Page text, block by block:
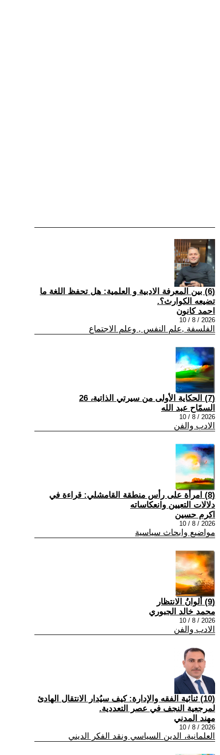
(6) بين المعرفة الادبية و العلمية: هل تحفظ اللغة ما
تضيعه الكوارث؟.
احمد كانون
2026 / 8 / 10
الفلسفة ,علم النفس , وعلم الاجتماع
(7) الحكاية الأولى من سيرتي الذاتية، 26
السمّاح عبد الله
2026 / 8 / 10
الادب والفن
(8) امرأة على رأس منطقة القامشلي: قراءة في
دلالات التعيين وانعكاساته
اكرم حسين
2026 / 8 / 10
مواضيع وابحاث سياسية
(9) ألوانُ الانتظار
محمد خالد الجبوري
2026 / 8 / 10
الادب والفن
(10) ثنائية الفقه والإدارة: كيف سيُدار الانتقال الهادئ
لمرجعية النجف في عصر التعددية.
مهند المدني
2026 / 8 / 10
العلمانية، الدين السياسي ونقد الفكر الديني